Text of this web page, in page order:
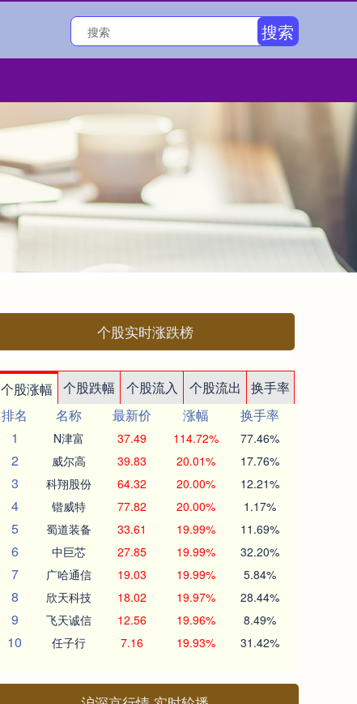
搜索
个股实时涨跌榜
个股涨幅 个股跌幅 个股流入 个股流出
换手率
排名
名称 最新价 涨幅
换手率
1
N津富 37.49 114.72% 77.46%
2 威尔高 39.83 20.01% 17.76%
3 科翔股份 64.32 20.00% 12.21%
4 锴威特 77.82 20.00% 1.17%
5 蜀道装备 33.61 19.99% 11.69%
6 中巨芯 27.85 19.99% 32.20%
7 广哈通信 19.03 19.99% 5.84%
8 欣天科技 18.02 19.97% 28.44%
9 飞天诚信 12.56 19.96% 8.49%
10 任子行 7.16 19.93% 31.42%